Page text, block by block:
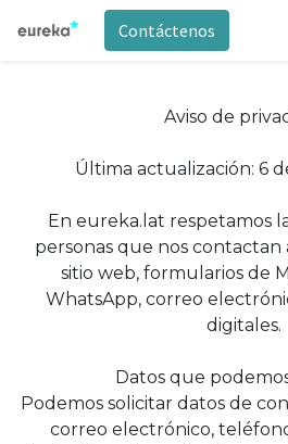
Contáctenos
Aviso de
Última actualización: 6
En eureka.lat respetamos
personas que nos contactan
sitio web, formularios de
WhatsApp, correo
digitales.
Datos que
Podemos solicitar datos de
correo electrónico,